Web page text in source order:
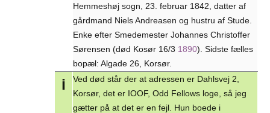
Hemmeshøj sogn, 23. februar 1842, datter af
gårdmand Niels Andreasen og hustru af Stude.
Enke efter Smedemester Johannes Christoffer
Sørensen (død Kosør 16/3 1890). Sidste fælles
bopæl: Algade 26, Korsør.
i
Ved død står der at adressen er Dahlsvej 2,
Korsør, det er IOOF, Odd Fellows loge, så jeg
gætter på at det er en fejl. Hun boede i